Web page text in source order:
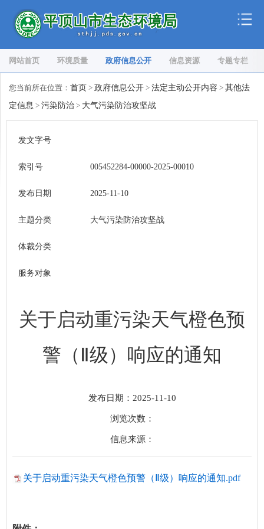
网站首页 环境质量 政府信息公开 信息资源 专题专栏
您当前所在位置： 首页 > 政府信息公开 > 法定主动公开内容 > 其他法
定信息 > 污染防治 > 大气污染防治攻坚战
发文字号
索引号 005452284-00000-2025-00010
发布日期 2025-11-10
主题分类 大气污染防治攻坚战
体裁分类
服务对象
关于启动重污染天气橙色预
警（Ⅱ级）响应的通知
发布日期：2025-11-10
浏览次数：
信息来源：
关于启动重污染天气橙色预警（Ⅱ级）响应的通知.pdf